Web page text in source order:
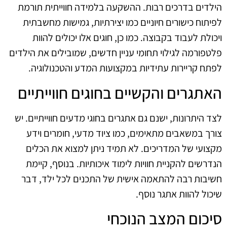
הילדים בדרכים רבות. ההשקעה בלמידה חווייתית תורמת
לפיתוח כישורים חיוניים כמו יצירתיות, גמישות מחשבתית
ויכולת לעבוד בקבוצה. כמו כן, חוגים אלו יכולים להוות
פלטפורמה לגילוי תחומי עניין חדשים, שמובילים את הילדים
לפתח קריירות עתידיות במקצועות המדע והטכנולוגיה.
האתגרים והקשיים בחוגים חווייתיים
לצד היתרונות, ישנם גם אתגרים בחוגי מדעים חווייתיים. יש
צורך במשאבים מתאימים, כמו ציוד מדעי, חומרים וידע
מקצועי של המדריכים. לא תמיד ניתן למצוא את הכלים
הנדרשים להקניית חוויות לימוד איכותיות. בנוסף, קיימת
חשיבות רבה להתאמה אישית של התכנים לכל ילד, דבר
שיכול להוות אתגר נוסף.
סיכום המצב הנוכחי